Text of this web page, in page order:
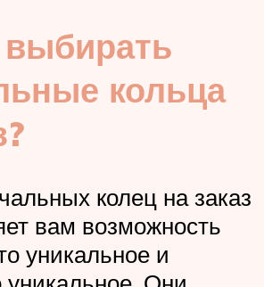
кольца
колец на заказ
вам возможность
уникальное и